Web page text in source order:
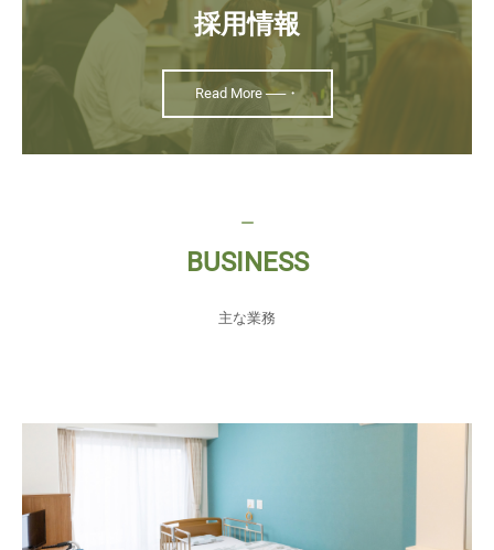
採用情報
Read More ──・
ー
BUSINESS
主な業務